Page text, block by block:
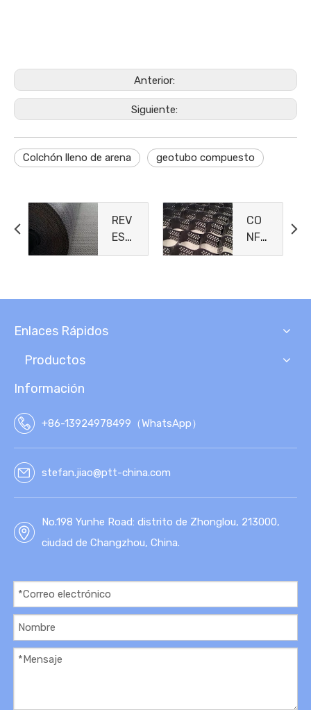
Anterior:
Siguiente:
Colchón lleno de arena geotubo compuesto
REV
EST
IMIE
DE
ICA
CO
NFI
NA
CEL
Enlaces Rápidos
Productos
Información
+86-13924978499（WhatsApp）
stefan.jiao@ptt-china.com
No.198 Yunhe Road: distrito de Zhonglou, 213000,
ciudad de Changzhou, China.